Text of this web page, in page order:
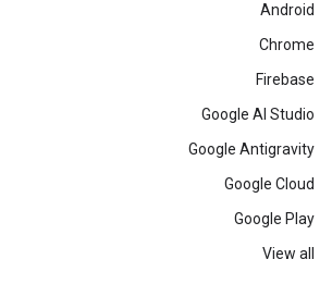
Android
Chrome
Firebase
Google AI Studio
Google Antigravity
Google Cloud
Google Play
View all